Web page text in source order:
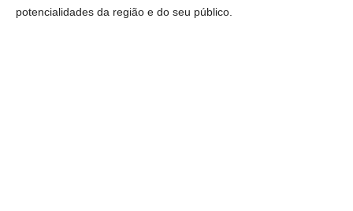
potencialidades da região e do seu público.